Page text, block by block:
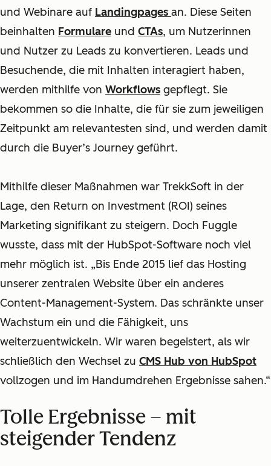
und Webinare auf Landingpages an. Diese Seiten
beinhalten Formulare und CTAs, um Nutzerinnen
und Nutzer zu Leads zu konvertieren. Leads und
Besuchende, die mit Inhalten interagiert haben,
werden mithilfe von Workflows gepflegt. Sie
bekommen so die Inhalte, die für sie zum jeweiligen
Zeitpunkt am relevantesten sind, und werden damit
durch die Buyer’s Journey geführt.
Mithilfe dieser Maßnahmen war TrekkSoft in der
Lage, den Return on Investment (ROI) seines
Marketing signifikant zu steigern. Doch Fuggle
wusste, dass mit der HubSpot-Software noch viel
mehr möglich ist. „Bis Ende 2015 lief das Hosting
unserer zentralen Website über ein anderes
Content-Management-System. Das schränkte unser
Wachstum ein und die Fähigkeit, uns
weiterzuentwickeln. Wir waren begeistert, als wir
schließlich den Wechsel zu CMS Hub von HubSpot
vollzogen und im Handumdrehen Ergebnisse sahen.“
Tolle Ergebnisse – mit
steigender Tendenz